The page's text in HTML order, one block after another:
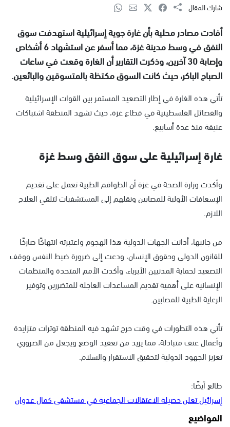
شارك المقال
أفادت مصادر محلية بأن غارة جوية إسرائيلية استهدفت سوق
النفق في وسط مدينة غزة، مما أسفر عن استشهاد 6 أشخاص
وإصابة 30 آخرين، وذكرت التقارير أن الغارة وقعت في ساعات
الصباح الباكر، حيث كانت السوق مكتظة بالمتسوقين والبائعين.
تأتي هذه الغارة في إطار التصعيد المستمر بين القوات الإسرائيلية
والفصائل الفلسطينية في قطاع غزة، حيث تشهد المنطقة اشتباكات
عنيفة منذ عدة أسابيع.
غارة إسرائيلية على سوق النفق وسط غزة
وأكدت وزارة الصحة في غزة أن الطواقم الطبية تعمل على تقديم
الإسعافات الأولية للمصابين ونقلهم إلى المستشفيات لتلقي العلاج
اللازم.
من جانبها، أدانت الجهات الدولية هذا الهجوم واعتبرته انتهاكًا صارخًا
للقانون الدولي وحقوق الإنسان، ودعت إلى ضرورة ضبط النفس ووقف
التصعيد لحماية المدنيين الأبرياء، وأكدت الأمم المتحدة والمنظمات
الإنسانية على أهمية تقديم المساعدات العاجلة للمتضررين وتوفير
الرعاية الطبية للمصابين.
تأتي هذه التطورات في وقت حرج تشهد فيه المنطقة توترات متزايدة
وأعمال عنف متبادلة، مما يزيد من تعقيد الوضع ويجعل من الضروري
تعزيز الجهود الدولية لتحقيق الاستقرار والسلام.
طالع أيضًا:
إسرائيل تعلن حصيلة الاعتقالات الجماعية في مستشفى كمال عدوان
المواضيع